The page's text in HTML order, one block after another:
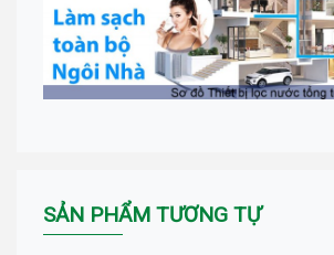
SẢN PHẨM TƯƠNG TỰ